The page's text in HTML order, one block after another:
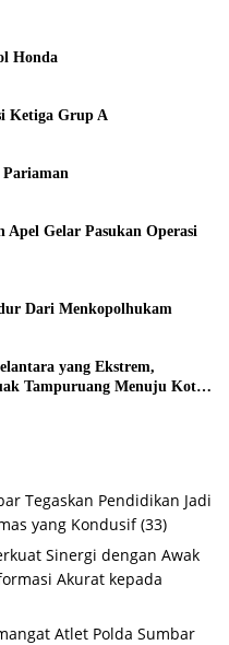
Honda
Ketiga Grup A
Gelar Pasukan Operasi
Dari Menkopolhukam
yang Ekstrem,
Tampuruang Menuju Koto
Tegaskan Pendidikan Jadi
yang Kondusif (33)
Sinergi dengan Awak
Akurat kepada
Atlet Polda Sumbar